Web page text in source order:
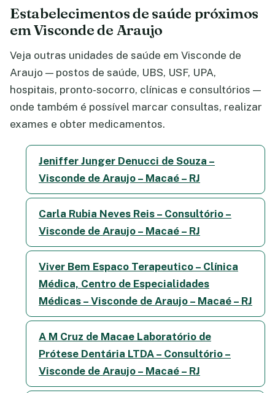
Estabelecimentos de saúde próximos
em Visconde de Araujo
Veja outras unidades de saúde em Visconde de
Araujo — postos de saúde, UBS, USF, UPA,
hospitais, pronto-socorro, clínicas e consultórios —
onde também é possível marcar consultas, realizar
exames e obter medicamentos.
Jeniffer Junger Denucci de Souza –
Visconde de Araujo – Macaé – RJ
Carla Rubia Neves Reis – Consultório –
Visconde de Araujo – Macaé – RJ
Viver Bem Espaco Terapeutico – Clínica
Médica, Centro de Especialidades
Médicas – Visconde de Araujo – Macaé – RJ
A M Cruz de Macae Laboratório de
Prótese Dentária LTDA – Consultório –
Visconde de Araujo – Macaé – RJ